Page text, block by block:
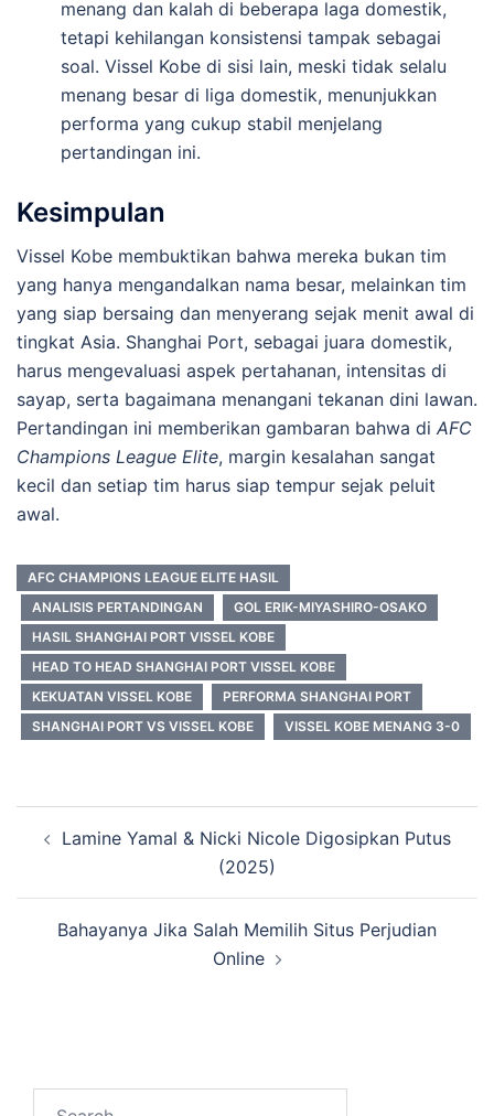
menang dan kalah di beberapa laga domestik,
tetapi kehilangan konsistensi tampak sebagai
soal. Vissel Kobe di sisi lain, meski tidak selalu
menang besar di liga domestik, menunjukkan
performa yang cukup stabil menjelang
pertandingan ini.
Kesimpulan
Vissel Kobe membuktikan bahwa mereka bukan tim
yang hanya mengandalkan nama besar, melainkan tim
yang siap bersaing dan menyerang sejak menit awal di
tingkat Asia. Shanghai Port, sebagai juara domestik,
harus mengevaluasi aspek pertahanan, intensitas di
sayap, serta bagaimana menangani tekanan dini lawan.
Pertandingan ini memberikan gambaran bahwa di AFC
Champions League Elite, margin kesalahan sangat
kecil dan setiap tim harus siap tempur sejak peluit
awal.
AFC CHAMPIONS LEAGUE ELITE HASIL
ANALISIS PERTANDINGAN
GOL ERIK-MIYASHIRO-OSAKO
HASIL SHANGHAI PORT VISSEL KOBE
HEAD TO HEAD SHANGHAI PORT VISSEL KOBE
KEKUATAN VISSEL KOBE
PERFORMA SHANGHAI PORT
SHANGHAI PORT VS VISSEL KOBE
VISSEL KOBE MENANG 3-0
navigation
Lamine Yamal & Nicki Nicole Digosipkan Putus
(2025)
Bahayanya Jika Salah Memilih Situs Perjudian
Online